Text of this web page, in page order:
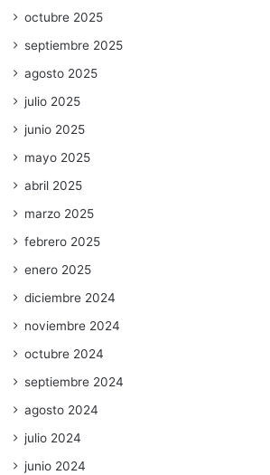
octubre 2025
septiembre 2025
agosto 2025
julio 2025
junio 2025
mayo 2025
abril 2025
marzo 2025
febrero 2025
enero 2025
diciembre 2024
noviembre 2024
octubre 2024
septiembre 2024
agosto 2024
julio 2024
junio 2024